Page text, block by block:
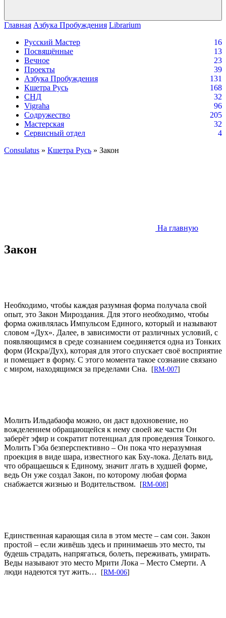
Главная Азбука Пробуждения Librarium
Русский Мастер
16
Посвящённые
13
Вечное
23
Проекты
39
Азбука Пробуждения
131
Кшетра Русь
168
СНД
32
Vigraha
96
Содружество
205
Мастерская
32
Сервисный отдел
4
Consulatus » Кшетра Русь » Закон
На главную
Закон
Необходимо, чтобы каждая разумная форма получала свой
опыт, это Закон Мироздания. Для этого необходимо, чтобы
форма оживлялась Импульсом Единого, который и называют
словом «Дух». Далее, в зависимости от различных условий, с
появляющимся в среде сознанием соединяется одна из Тонких
форм (Искра/Дух), которая для этого спускает своё восприятие
и помещает в форму. С этого момента такое сознание связано
с миром, находящимся за пределами Сна.
[RM-007]
Молить Ильдабаофа можно, он даст вдохновение, но
вожделением обращающейся к нему своей же части Он
заберёт эфир и сократит потенциал для проведения Тонкого.
Молить Гэба безперспективно – Он пока что неразумная
проекция в виде шара, известного как Бху-лока. Делать вид,
что обращаешься к Единому, значит лгать в худшей форме,
ведь Он уже создал Закон, по которому любая форма
снабжается жизнью и Водительством.
[RM-008]
Единственная карающая сила в этом месте – сам сон. Закон
простой – если живёшь здесь и принимаешь это место, ты
будешь страдать, напрягаться, болеть, переживать, умирать.
Веды называют это место Мрити Лока – Место Смерти. А
люди надеются тут жить…
[RM-006]